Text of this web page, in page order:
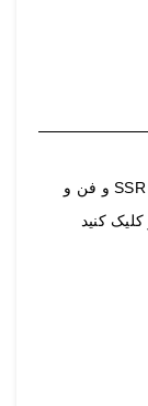
جهت دریافت لیست قیمت میکروسوئیچ ها SSR و فن و
کنید